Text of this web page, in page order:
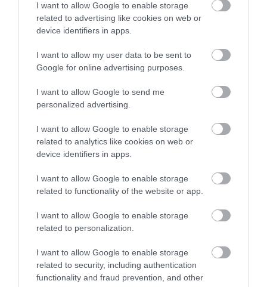
I want to allow Google to enable storage
related to advertising like cookies on web or
device identifiers in apps.
I want to allow my user data to be sent to
Google for online advertising purposes.
I want to allow Google to send me
personalized advertising.
I want to allow Google to enable storage
related to analytics like cookies on web or
device identifiers in apps.
I want to allow Google to enable storage
related to functionality of the website or app.
I want to allow Google to enable storage
related to personalization.
I want to allow Google to enable storage
related to security, including authentication
functionality and fraud prevention, and other
A kapunál dől el, ki utazhat egy ülésen: így
alkalmazzák a túlsúlyos utasokat érintő